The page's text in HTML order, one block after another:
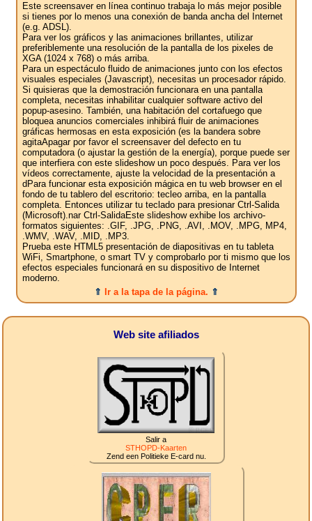
Este screensaver en línea continuo trabaja lo más mejor posible
si tienes por lo menos una conexión de banda ancha del Internet
(e.g. ADSL).
Para ver los gráficos y las animaciones brillantes, utilizar
preferiblemente una resolución de la pantalla de los pixeles de
XGA (1024 x 768) o más arriba.
Para un espectáculo fluido de animaciones junto con los efectos
visuales especiales (Javascript), necesitas un procesador rápido.
Si quisieras que la demostración funcionara en una pantalla
completa, necesitas inhabilitar cualquier software activo del
popup-asesino. También, una habitación del cortafuego que
bloquea anuncios comerciales inhibirá fluir de animaciones
gráficas hermosas en esta exposición (es la bandera sobre
agitaApagar por favor el screensaver del defecto en tu
computadora (o ajustar la gestión de la energía), porque puede ser
que interfiera con este slideshow un poco después. Para ver los
vídeos correctamente, ajuste la velocidad de la presentación a
dPara funcionar esta exposición mágica en tu web browser en el
fondo de tu tablero del escritorio: tecleo arriba, en la pantalla
completa. Entonces utilizar tu teclado para presionar Ctrl-Salida
(Microsoft).nar Ctrl-SalidaEste slideshow exhibe los archivo-
formatos siguientes: .GIF, .JPG, .PNG, .AVI, .MOV, .MPG, MP4,
.WMV, .WAV, .MID, .MP3.
Prueba este HTML5 presentación de diapositivas en tu tableta
WiFi, Smartphone, o smart TV y comprobarlo por ti mismo que los
efectos especiales funcionará en su dispositivo de Internet
moderno.
⇑
Ir a la tapa de la página. ⇑
Web site afiliados
Salir a
STHOPD-Kaarten
Zend een Politieke E-card nu.